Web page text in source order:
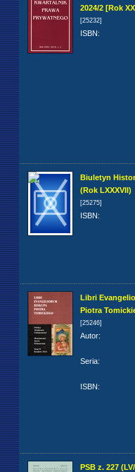
2024/2 [Rok
[25232]
ISBN:
Biuletyn
(Rok LXXXVII)
[25275]
ISBN:
Libri
Piotra
[25246]
Autor:
Seria:
ISBN:
PSB z. 227